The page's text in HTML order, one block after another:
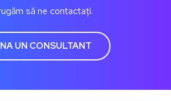
să ne contactați.
UN CONSULTANT